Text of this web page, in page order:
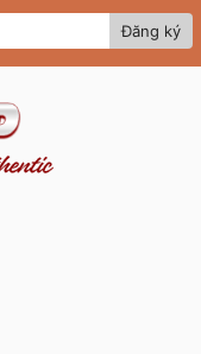
Đăng ký